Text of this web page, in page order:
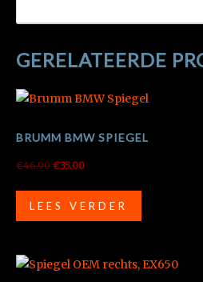
GERELATEERDE
BRUMM BMW SPIEGEL
€46.90 Oorspronkelijke
was:
€46.90.
€35.00Huidige
is:
€35.00.
LEES VERDER